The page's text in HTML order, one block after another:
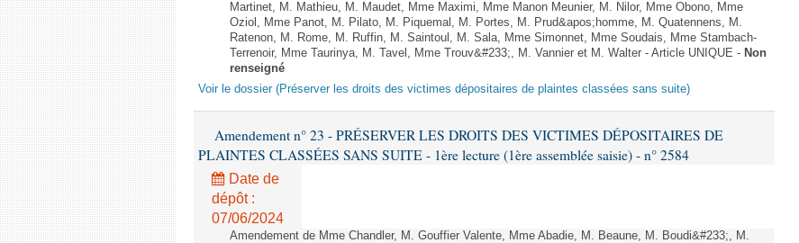
Martinet, M. Mathieu, M. Maudet, Mme Maximi, Mme Manon Meunier, M. Nilor, Mme Obono, Mme
Oziol, Mme Panot, M. Pilato, M. Piquemal, M. Portes, M. Prud&apos;homme, M. Quatennens, M.
Ratenon, M. Rome, M. Ruffin, M. Saintoul, M. Sala, Mme Simonnet, Mme Soudais, Mme Stambach-
Terrenoir, Mme Taurinya, M. Tavel, Mme Trouv&#233;, M. Vannier et M. Walter - Article UNIQUE - Non
renseigné
Voir le dossier (Préserver les droits des victimes dépositaires de plaintes classées sans suite)
Amendement n° 23 - PRÉSERVER LES DROITS DES VICTIMES DÉPOSITAIRES DE
PLAINTES CLASSÉES SANS SUITE - 1ère lecture (1ère assemblée saisie) - n° 2584
Date de
dépôt :
07/06/2024
Amendement de Mme Chandler, M. Gouffier Valente, Mme Abadie, M. Beaune, M. Boudi&#233;, M.